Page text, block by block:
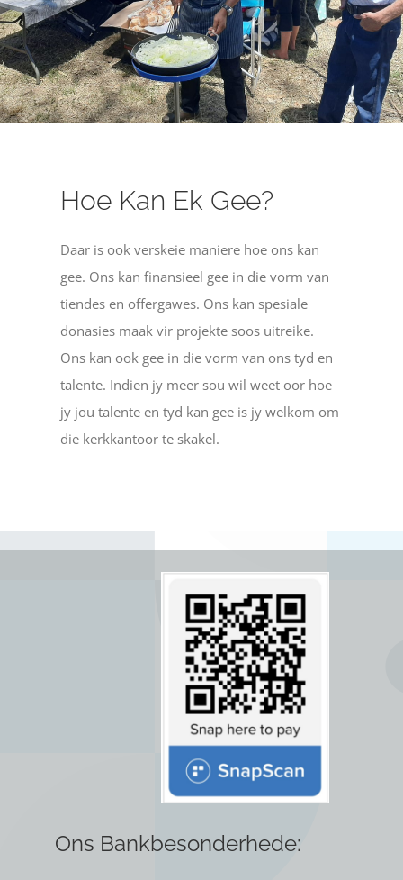
Hoe Kan Ek Gee?
Daar is ook verskeie maniere hoe ons kan
gee. Ons kan finansieel gee in die vorm van
tiendes en offergawes. Ons kan spesiale
donasies maak vir projekte soos uitreike.
Ons kan ook gee in die vorm van ons tyd en
talente. Indien jy meer sou wil weet oor hoe
jy jou talente en tyd kan gee is jy welkom om
die kerkkantoor te skakel.
Ons Bankbesonderhede: